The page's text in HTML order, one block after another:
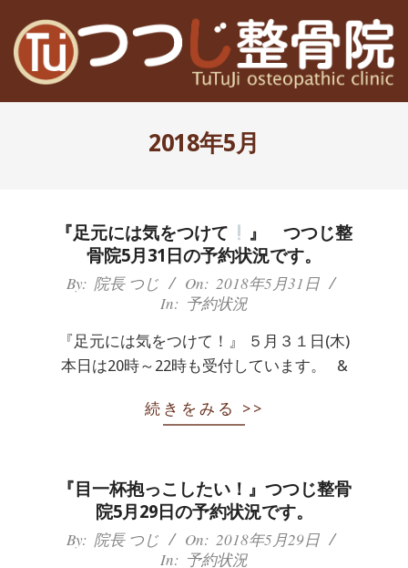
content
高
2018年5月
『足元には気をつけて
』 つつじ整
骨院5月31日の予約状況です。
2018-
By: 院長 つじ On: 2018年5月31日
In: 予約状況
『足元には気をつけて！』 ５月３１日(木)
本日は20時～22時も受付しています。 &
続きをみる >>
『目一杯抱っこしたい！』つつじ整骨
院5月29日の予約状況です。
2018-
By: 院長 つじ On: 2018年5月29日
In: 予約状況